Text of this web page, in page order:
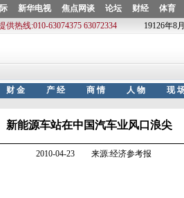
新能源车站在中国汽车业风口浪尖
2010-04-23 来源:经济参考报